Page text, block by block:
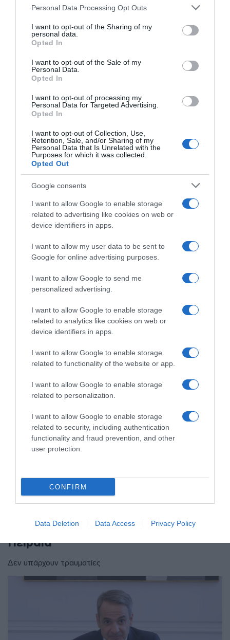
Please note that this website/app uses one or more Google
not limited to your visit or usage behaviour. You may click to
grant or deny consent to Google and its third-party tags to
use your data for below specified purposes in below Google
consent section.
Personal Data Processing Opt Outs
I want to opt-out of the Sharing of my
personal data.
Opted In
I want to opt-out of the Sale of my
Personal Data.
Opted In
I want to opt-out of processing my
Personal Data for Targeted Advertising.
Opted In
I want to opt-out of Collection, Use,
Retention, Sale, and/or Sharing of my
Personal Data that Is Unrelated with the
Purposes for which it was collected.
Opted Out
Google consents
I want to allow Google to enable storage
related to advertising like cookies on web or
device identifiers in apps.
I want to allow my user data to be sent to
Google for online advertising purposes.
I want to allow Google to send me
personalized advertising.
I want to allow Google to enable storage
related to analytics like cookies on web or
device identifiers in apps.
I want to allow Google to enable storage
related to functionality of the website or app.
I want to allow Google to enable storage
related to personalization.
I want to allow Google to enable storage
related to security, including authentication
functionality and fraud prevention, and other
user protection.
CONFIRM
Data Deletion Data Access Privacy Policy
της Meta
Ζήτησε συγγνώμη για παρουσία του υλικού
ΡΟΗ ΕΙΔΗΣΕΩΝ
Δείτε τις προσπάθειες χελώνας να
γεννήσει σε παραλία της Ρόδου – Η
προειδοποίηση των κατοίκων (βίντεο)
Το ζώο δεν τα κατάφερε και αναμένεται να επιστρέψει
Καθυστερήσεις στο ρεύμα προς
Πειραιά
Δεν υπάρχουν τραυματίες